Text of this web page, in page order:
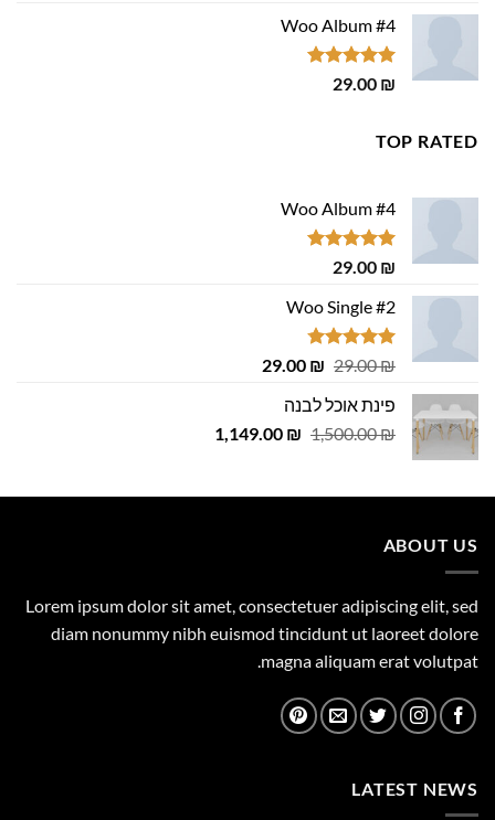
היה:
29.00 ₪.
Woo Album #4
דורג5.00
29.00 ₪
TOP RATED
Woo Album #4
דורג5.00
29.00 ₪
Woo Single #2
דורג4.75
29.00₪
המחיר
היה:
29.00 ₪.
29.00 ₪
המחיר
29.00 ₪.
פינת אוכל לבנה
1,500.00₪
המחיר
1,500.00 ₪.
1,149.00 ₪
המחיר
1,149.00 ₪.
ABOUT US
Lorem ipsum dolor sit amet, consectetuer adipiscing elit, sed
diam nonummy nibh euismod tincidunt ut laoreet dolore
magna aliquam erat volutpat.
LATEST NEWS